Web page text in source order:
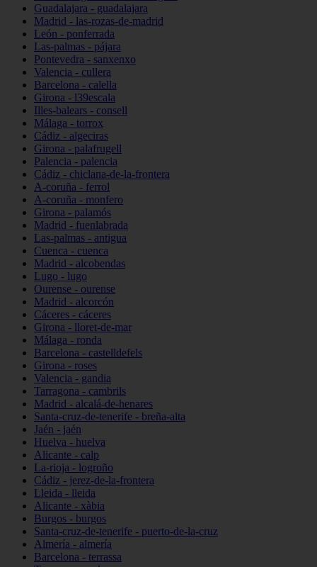
Guadalajara - guadalajara
Madrid - las-rozas-de-madrid
León - ponferrada
Las-palmas - pájara
Pontevedra - sanxenxo
Valencia - cullera
Barcelona - calella
Girona - l39escala
Illes-balears - consell
Málaga - torrox
Cádiz - algeciras
Girona - palafrugell
Palencia - palencia
Cádiz - chiclana-de-la-frontera
A-coruña - ferrol
A-coruña - monfero
Girona - palamós
Madrid - fuenlabrada
Las-palmas - antigua
Cuenca - cuenca
Madrid - alcobendas
Lugo - lugo
Ourense - ourense
Madrid - alcorcón
Cáceres - cáceres
Girona - lloret-de-mar
Málaga - ronda
Barcelona - castelldefels
Girona - roses
Valencia - gandia
Tarragona - cambrils
Madrid - alcalá-de-henares
Santa-cruz-de-tenerife - breña-alta
Jaén - jaén
Huelva - huelva
Alicante - calp
La-rioja - logroño
Cádiz - jerez-de-la-frontera
Lleida - lleida
Alicante - xàbia
Burgos - burgos
Santa-cruz-de-tenerife - puerto-de-la-cruz
Almería - almería
Barcelona - terrassa